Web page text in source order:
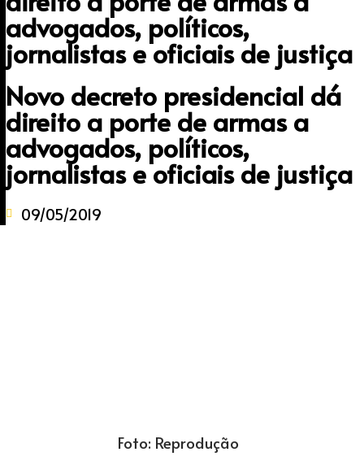
advogados, políticos,
jornalistas e oficiais de justiça
Novo decreto presidencial dá
direito a porte de armas a
advogados, políticos,
jornalistas e oficiais de justiça
09/05/2019
Foto: Reprodução